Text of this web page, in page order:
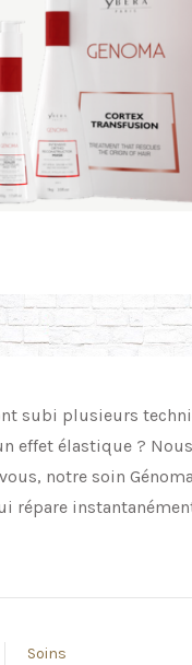
subi plusieurs
effet élastique ?
notre soin
répare
Soins